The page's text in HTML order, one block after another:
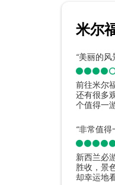
米尔
“美丽的风
前往米尔
还有很多
个值得一
果在附近
“非常值得
新西兰必
胜收，景
却幸运地